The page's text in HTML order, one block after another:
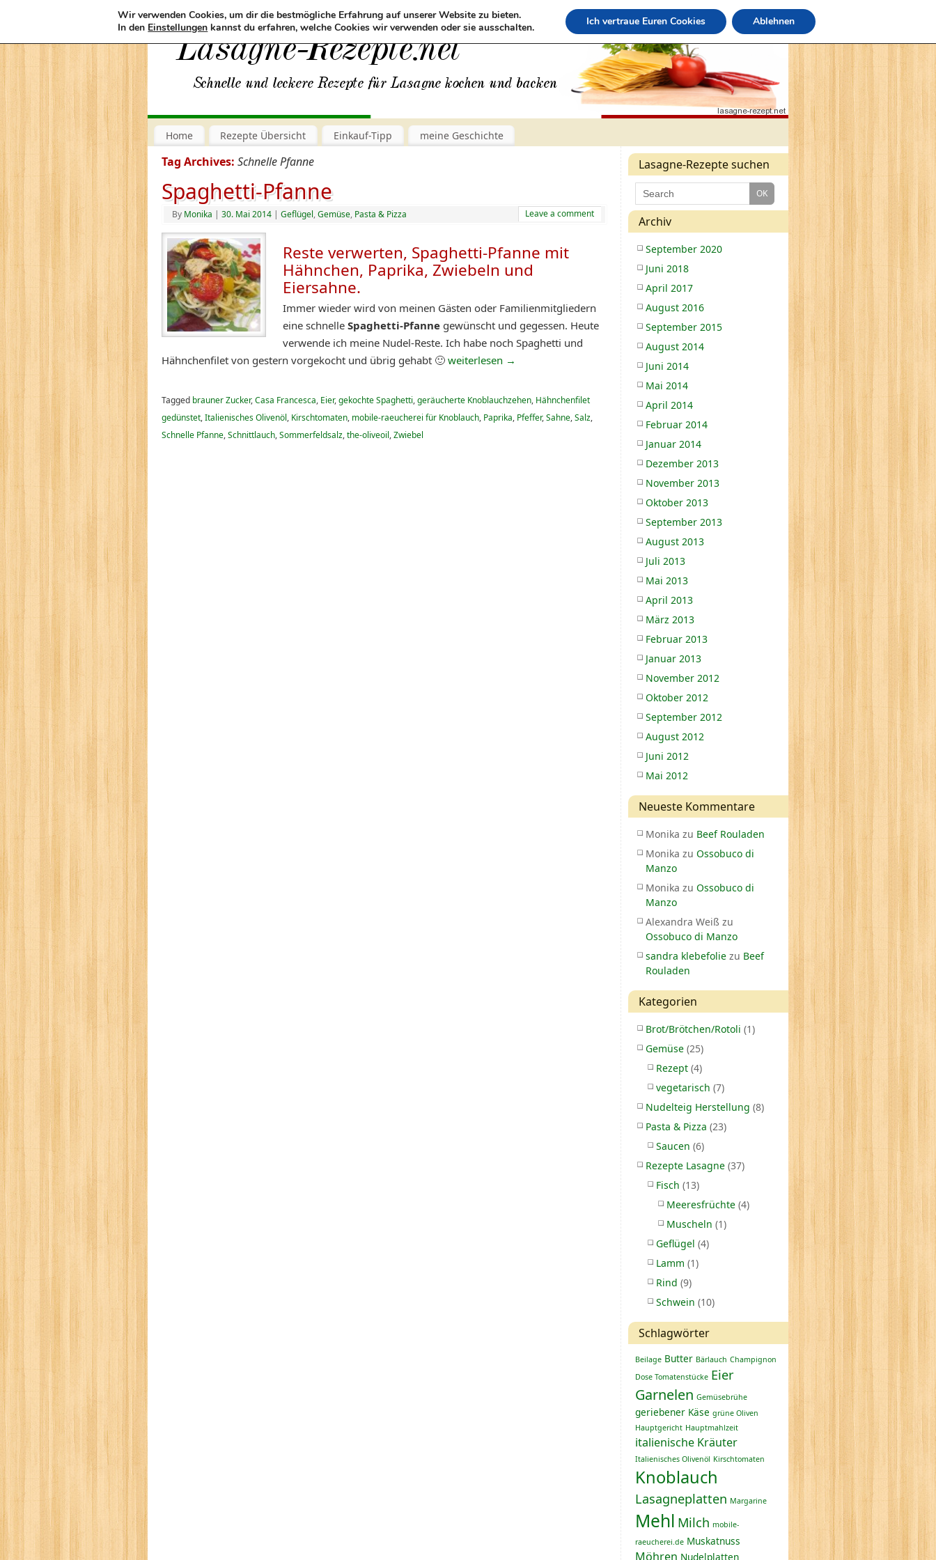
Home Rezepte Übersicht Einkauf-Tipp meine Geschichte
Tag Archives: Schnelle Pfanne
Spaghetti-Pfanne
By Monika | 30. Mai 2014 | Geflügel,Gemüse, Pasta & Pizza Leave a comment
Reste verwerten, Spaghetti-Pfanne mit
Hähnchen, Paprika, Zwiebeln und
Eiersahne.
Immer wieder wird von meinen Gästen oder Familienmitgliedern
eine schnelle Spaghetti-Pfanne gewünscht und gegessen. Heute
verwende ich meine Nudel-Reste. Ich habe noch Spaghetti und
Hähnchenfilet von gestern vorgekocht und übrig gehabt 🙂 weiterlesen →
Tagged brauner Zucker,Casa Francesca, Eier,gekochte Spaghetti,geräucherte Knoblauchzehen, Hähnchenfilet
gedünstet,Italienisches Olivenöl, Kirschtomaten, mobile-raeucherei für Knoblauch, Paprika, Pfeffer,Sahne,Salz,
Schnelle Pfanne,Schnittlauch,Sommerfeldsalz,the-oliveoil,Zwiebel
Lasagne-Rezepte suchen
Archiv
September 2020
Juni 2018
April 2017
August 2016
September 2015
August 2014
Juni 2014
Mai 2014
April 2014
Februar 2014
Januar 2014
Dezember 2013
November 2013
Oktober 2013
September 2013
August 2013
Juli 2013
Mai 2013
April 2013
März 2013
Februar 2013
Januar 2013
November 2012
Oktober 2012
September 2012
August 2012
Juni 2012
Mai 2012
Neueste Kommentare
Monika zu Beef Rouladen
Monika zu Ossobuco di
Manzo
Monika zu Ossobuco di
Manzo
Alexandra Weiß zu
Ossobuco di Manzo
sandra klebefolie zu Beef
Rouladen
Kategorien
Brot/Brötchen/Rotoli (1)
Gemüse (25)
Rezept (4)
vegetarisch (7)
Nudelteig Herstellung (8)
Pasta & Pizza (23)
Saucen (6)
Rezepte Lasagne (37)
Fisch (13)
Meeresfrüchte (4)
Muscheln (1)
Geflügel (4)
Lamm (1)
Rind (9)
Schwein (10)
Schlagwörter
Beilage Butter Bärlauch Champignon
Dose Tomatenstücke Eier
Garnelen Gemüsebrühe
geriebener Käse grüne Oliven
Hauptgericht Hauptmahlzeit
italienische Kräuter
Italienisches Olivenöl Kirschtomaten
Knoblauch
Lasagneplatten Margarine
Mehl Milch mobile-
raeucherei.de Muskatnuss
Möhren Nudelplatten
Wir verwenden Cookies, um dir die bestmögliche Erfahrung auf unserer Website zu bieten.
In den Einstellungen kannst du erfahren, welche Cookies wir verwenden oder sie ausschalten. Ich vertraue Euren Cookies Ablehnen